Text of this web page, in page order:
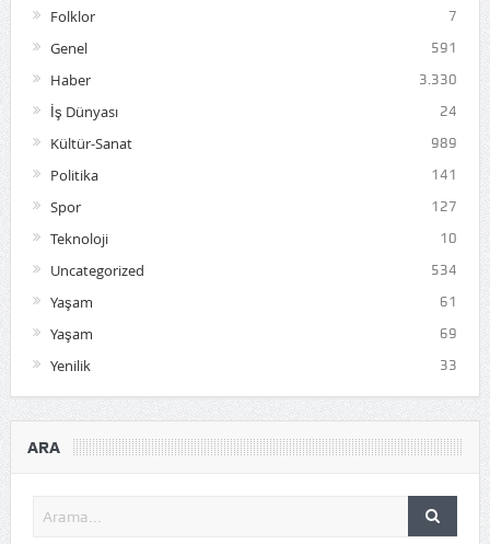
Folklor 7
Genel 591
Haber 3.330
İş Dünyası 24
Kültür-Sanat 989
Politika 141
Spor 127
Teknoloji 10
Uncategorized 534
Yaşam 61
Yaşam 69
Yenilik 33
ARA